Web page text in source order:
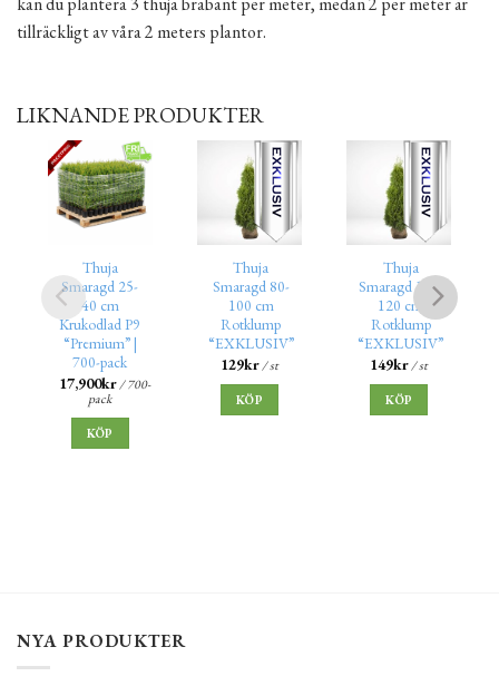
tillräckligt av våra 2 meters plantor.
LIKNANDE PRODUKTER
Thuja
Smaragd 25-
40 cm
Krukodlad P9
“Premium” |
700-pack
17,900kr/ 700-
pack
KÖP
Thuja
Smaragd 80-
100 cm
Rotklump
“EXKLUSIV”
129kr / st
KÖP
Thuja
Smaragd 100-
120 cm
Rotklump
“EXKLUSIV”
149kr / st
KÖP
NYA PRODUKTER